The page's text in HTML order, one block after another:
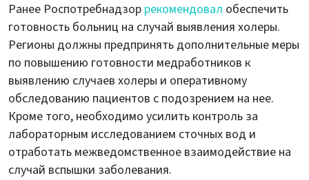
Ранее Роспотребнадзор рекомендовал обеспечить
готовность больниц на случай выявления холеры.
Регионы должны предпринять дополнительные меры
по повышению готовности медработников к
выявлению случаев холеры и оперативному
обследованию пациентов с подозрением на нее.
Кроме того, необходимо усилить контроль за
лабораторным исследованием сточных вод и
отработать межведомственное взаимодействие на
случай вспышки заболевания.